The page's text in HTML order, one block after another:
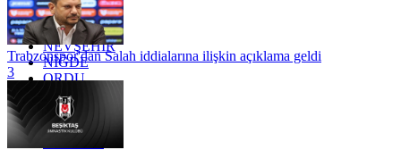
MUĞLA
MUŞ
NEVŞEHİR
NİĞDE
ORDU
OSMANİYE
RİZE
SAKARYA
Trabzonspor'dan Salah iddialarına ilişkin açıklama geldi
3